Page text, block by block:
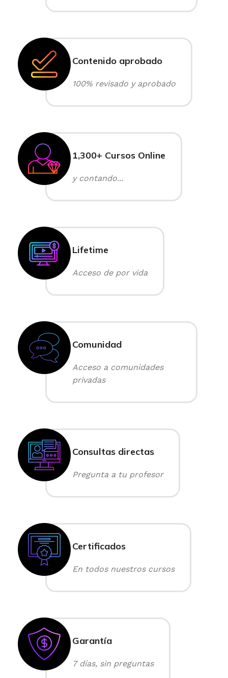
Contenido aprobado
100% revisado y aprobado
1,300+ Cursos Online
y contando...
Lifetime
Acceso de por vida
Comunidad
Acceso a comunidades
privadas
Consultas directas
Pregunta a tu profesor
Certificados
En todos nuestros cursos
Garantía
7 días, sin preguntas